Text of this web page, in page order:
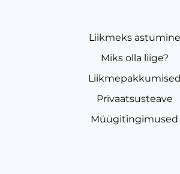
Liikmeks astumine
Miks olla liige?
Liikmepakkumised
Privaatsusteave
Müügitingimused